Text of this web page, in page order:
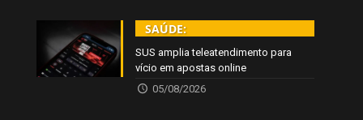
SAÚDE:
SUS amplia teleatendimento para
vício em apostas online
05/08/2026